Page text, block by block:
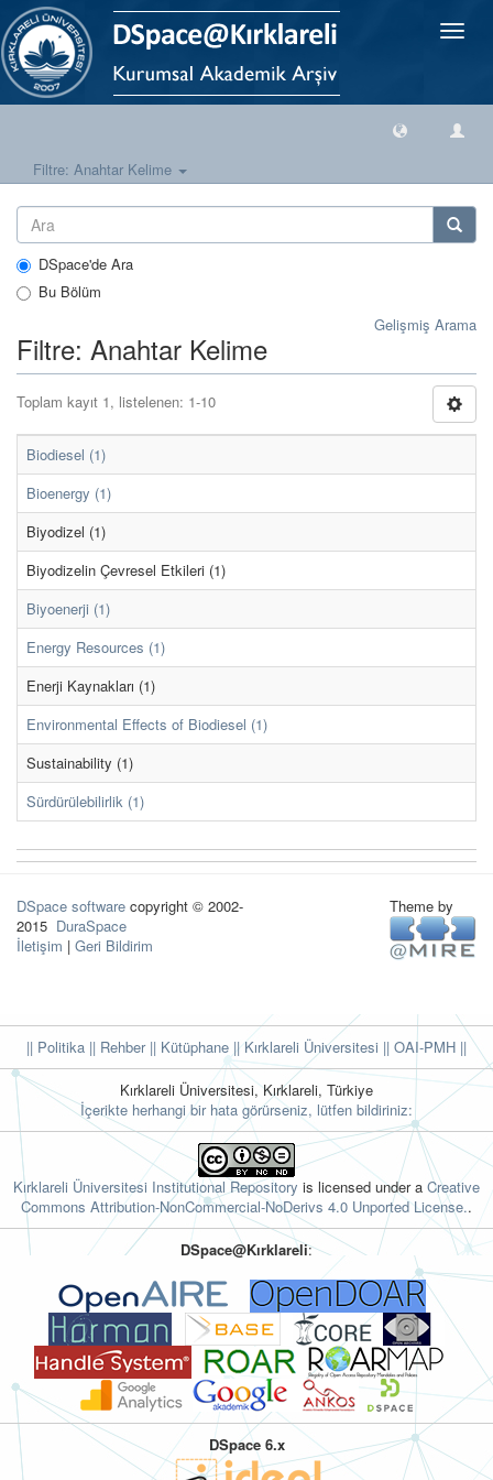
Geçiş
Filtre: Anahtar Kelime
DSpace'de Ara
Bu Bölüm
Gelişmiş Arama
Filtre: Anahtar Kelime
Toplam kayıt 1, listelenen: 1-10
Biodiesel (1)
Bioenergy (1)
Biyodizel (1)
Biyodizelin Çevresel Etkileri (1)
Biyoenerji (1)
Energy Resources (1)
Enerji Kaynakları (1)
Environmental Effects of Biodiesel (1)
Sustainability (1)
Sürdürülebilirlik (1)
DSpace software copyright © 2002-
2015 DuraSpace
İletişim | Geri Bildirim
Theme by
|| Politika || Rehber|| Kütüphane || Kırklareli Üniversitesi || OAI-PMH ||
Kırklareli Üniversitesi, Kırklareli, Türkiye
İçerikte herhangi bir hata görürseniz, lütfen bildiriniz:
Kırklareli Üniversitesi Institutional Repository is licensed under a Creative
Commons Attribution-NonCommercial-NoDerivs 4.0 Unported License..
DSpace@Kırklareli:
DSpace 6.x